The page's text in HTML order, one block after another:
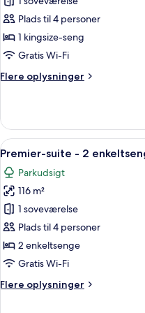
suite
-
1
seng
Plads til 4 personer
1 kingsize-seng
Gratis Wi-Fi
Flere oplysninger
Flere
suite
1
seng
(Grand)
Indlæs
alle
billeder
af
Premier-
suite
-
2
(Grand)
15
Premier-suite - 2
Parkudsigt
116 m²
1 soveværelse
Plads til 4 personer
2 enkeltsenge
Gratis Wi-Fi
Flere oplysninger
Flere